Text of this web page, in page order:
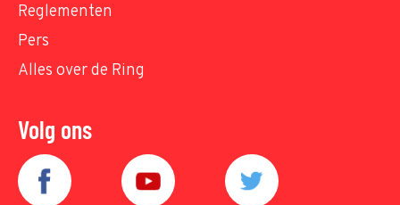
Reglementen
Pers
Alles over de Ring
Volg ons